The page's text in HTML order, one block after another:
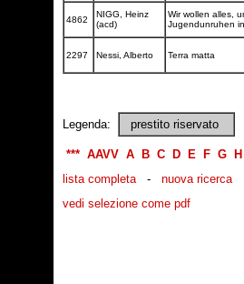
4862
NIGG, Heinz
(acd)
Wir wollen alles,
Jugendunruhen
2297 Nessi, Alberto Terra matta
Legenda: prestito riservato
*** AAVV A B C D E F G H
lista completa- nuova ricerca
vedi selezione come pdf